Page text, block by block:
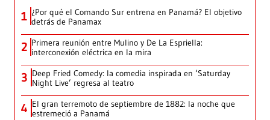
1 ¿Por qué el Comando Sur entrena en Panamá? El objetivo
detrás de Panamax
2 Primera reunión entre Mulino y De La Espriella:
interconexión eléctrica en la mira
3 Deep Fried Comedy: la comedia inspirada en ‘Saturday
Night Live’ regresa al teatro
4 El gran terremoto de septiembre de 1882: la noche que
estremeció a Panamá